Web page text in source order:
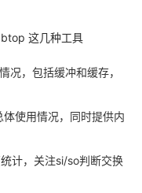
这几种工具
况，包括缓冲和缓存，
使用情况，同时提供内
计，关注si/so判断交换